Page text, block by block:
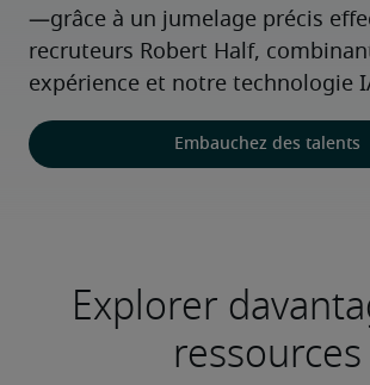
—grâce à un jumelage précis
recruteurs Robert Half,
expérience et notre technologie
Embauchez des talents
Explorer
ressources